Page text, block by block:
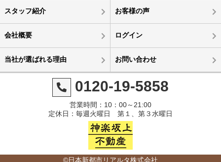
スタッフ紹介 お客様の声
会社概要 ログイン
当社が選ばれる理由 お問い合わせ
0120-19-5858
営業時間：10：00～21:00
定休日：毎週火曜日 第１、第３水曜日
©日本新都市リアルタ株式会社